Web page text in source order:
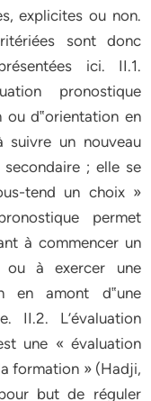
explicites ou non.
sont donc
ici. II.1.
pronostique
d‟orientation en
suivre un nouveau
; elle se
tend un choix »
permet
à commencer un
ou à exercer une
en amont d‟une
II.2. L’évaluation
une « évaluation
formation » (Hadji,
but de réguler